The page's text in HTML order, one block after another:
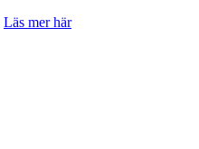
Läs mer här